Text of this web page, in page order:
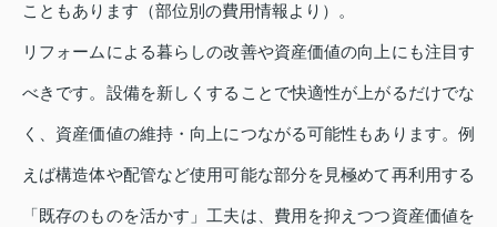
こともあります（部位別の費用情報より）。
リフォームによる暮らしの改善や資産価値の向上にも注目す
べきです。設備を新しくすることで快適性が上がるだけでな
く、資産価値の維持・向上につながる可能性もあります。例
えば構造体や配管など使用可能な部分を見極めて再利用する
「既存のものを活かす」工夫は、費用を抑えつつ資産価値を